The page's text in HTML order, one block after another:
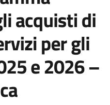
acquisti di
per gli
e 2026 –